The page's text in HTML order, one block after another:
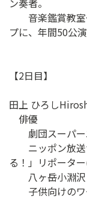
音楽鑑賞教室
プに、年間50公演
【2日目】
田上 ひろし
俳優
劇団スーパー
ニッポン放送
る！」リポータ
八ヶ岳小淵沢
子供向けのワ